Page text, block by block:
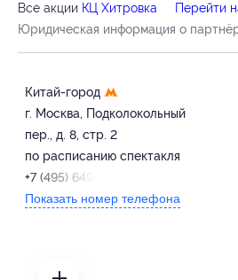
Все акции КЦ Хитровка
Перейти
Юридическая информация о
Китай-город
г. Москва, Подколокольный
пер., д. 8, стр. 2
по расписанию спектакля
+7 (495) 649-68-63
Показать номер телефона